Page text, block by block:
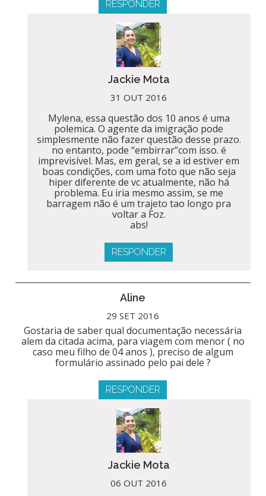
RESPONDER
Jackie Mota
31 OUT 2016
Mylena, essa questão dos 10 anos é uma
polemica. O agente da imigração pode
simplesmente não fazer questão desse prazo.
no entanto, pode “embirrar”com isso. é
imprevisível. Mas, em geral, se a id estiver em
boas condições, com uma foto que não seja
hiper diferente de vc atualmente, não há
problema. Eu iria mesmo assim, se me
barragem não é um trajeto tao longo pra
voltar a Foz.
abs!
RESPONDER
Aline
29 SET 2016
Gostaria de saber qual documentação necessária
alem da citada acima, para viagem com menor ( no
caso meu filho de 04 anos ), preciso de algum
formulário assinado pelo pai dele ?
RESPONDER
Jackie Mota
06 OUT 2016